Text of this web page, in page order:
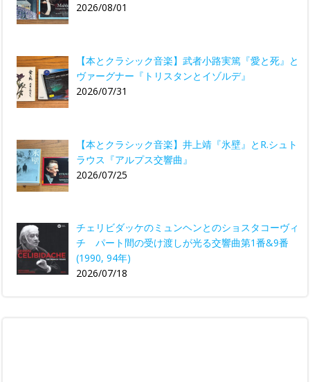
2026/08/01
【本とクラシック音楽】武者小路実篤『愛と死』と
ヴァーグナー『トリスタンとイゾルデ』
2026/07/31
【本とクラシック音楽】井上靖『氷壁』とR.シュト
ラウス『アルプス交響曲』
2026/07/25
チェリビダッケのミュンヘンとのショスタコーヴィ
チ パート間の受け渡しが光る交響曲第1番&9番
(1990, 94年)
2026/07/18